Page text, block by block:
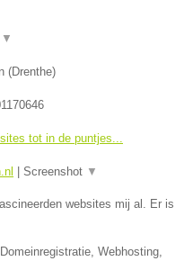
▼
(Drenthe)
tot in de puntjes...
Screenshot ▼
websites mij al. Er is
Webhosting,